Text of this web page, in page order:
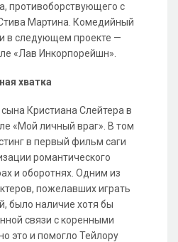
противоборствующего с
Мартина. Комедийный
в следующем проекте —
«Лав Инкорпорейшн».
хватка
Кристиана Слейтера в
«Мой личный враг». В том
в первый фильм саги
романтического
и оборотнях. Одним из
пожелавших играть
было наличие хотя бы
связи с коренными
это и помогло Тейлору